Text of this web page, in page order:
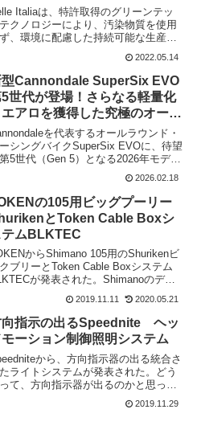
登場
Italiaは、特許取得のグリーンテッ
クノロジーにより、汚染物質を使用
、環境に配慮した持続可能な生産プ
セスから生まれたModel X Leafを発
。Model X Leafは、緑の葉の模様から
スピレーションを得た...
2022.05.14
型Cannondale SuperSix EVO
世代が登場！さらなる軽量化
エアロを獲得した究極のオール
ンダーを代表するオールラウンド・
シングバイクSuperSix EVOに、待望
5世代（Gen 5）となる2026年モデル
登場した。昨年すでにリーク情報が出
いたけれど、やはりシルエット的には
代（Gen 4）を踏襲し...
2026.02.18
の105用ビッグプーリー
とToken Cable Boxシ
テムBLKTEC
からShimano 105用のShurikenビ
ブリーとToken Cable Boxシステム
が発表された。Shimanoのデュ
エース・アルテグラ用のビックプーリ
は昨年登場していたが、今回は105用の
な製品...
2019.11.11 2020.05.21
向指示の出るSpeednite ヘッ
モーション制御照明システム
から、方向指示器の出る統合さ
ライトシステムが発表された。どう
て、方向指示器が出るのかと思って
たら、ヘルメットに付けたセンサーで
きを感知して、赤いレーザーインジケ
2019.11.29